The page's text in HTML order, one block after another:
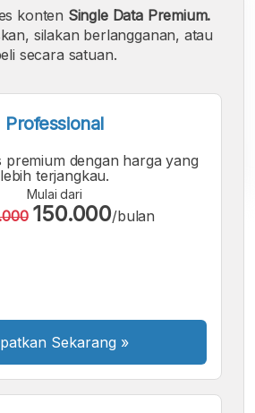
A A A
konten Single Data Premium.
silakan berlangganan, atau
secara satuan.
Professional
premium dengan harga yang
lebih terjangkau.
Mulai dari
150.000/bulan
Sekarang »